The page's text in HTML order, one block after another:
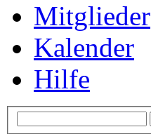
Mitglieder
Kalender
Hilfe